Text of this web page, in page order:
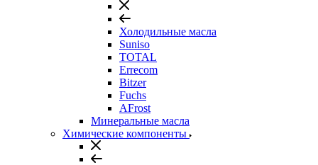
Холодильные масла
Suniso
TOTAL
Errecom
Bitzer
Fuchs
AFrost
Минеральные масла
Химические компоненты